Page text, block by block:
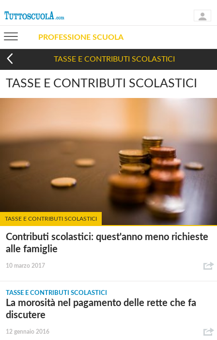
PROFESSIONE SCUOLA
TASSE E CONTRIBUTI SCOLASTICI
TASSE E CONTRIBUTI SCOLASTICI
TASSE E CONTRIBUTI SCOLASTICI
Contributi scolastici: quest'anno meno richieste
alle famiglie
10 marzo 2017
TASSE E CONTRIBUTI SCOLASTICI
La morosità nel pagamento delle rette che fa
discutere
12 gennaio 2016